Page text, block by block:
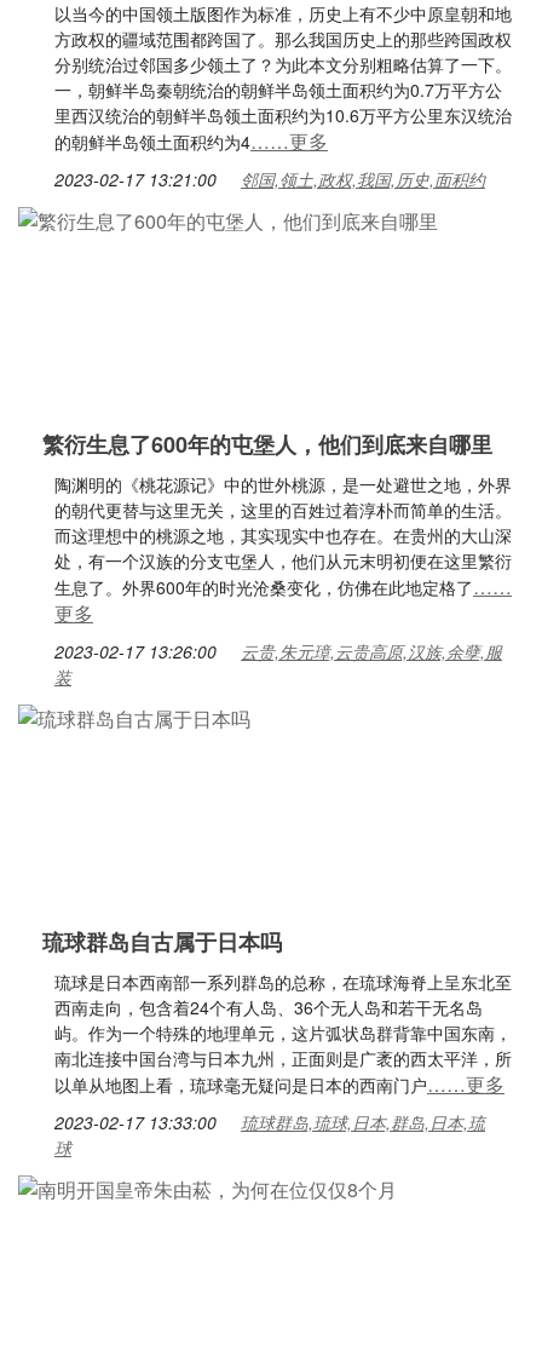
以当今的中国领土版图作为标准，历史上有不少中原皇朝和地
方政权的疆域范围都跨国了。那么我国历史上的那些跨国政权
分别统治过邻国多少领土了？为此本文分别粗略估算了一下。
一，朝鲜半岛秦朝统治的朝鲜半岛领土面积约为0.7万平方公
里西汉统治的朝鲜半岛领土面积约为10.6万平方公里东汉统治
的朝鲜半岛领土面积约为4……更多
2023-02-17 13:21:00 邻国,领土,政权,我国,历史,面积约
繁衍生息了600年的屯堡人，他们到底来自哪里
陶渊明的《桃花源记》中的世外桃源，是一处避世之地，外界
的朝代更替与这里无关，这里的百姓过着淳朴而简单的生活。
而这理想中的桃源之地，其实现实中也存在。在贵州的大山深
处，有一个汉族的分支屯堡人，他们从元末明初便在这里繁衍
生息了。外界600年的时光沧桑变化，仿佛在此地定格了……
更多
2023-02-17 13:26:00
云贵,朱元璋,云贵高原,汉族,余孽,服
装
琉球群岛自古属于日本吗
琉球是日本西南部一系列群岛的总称，在琉球海脊上呈东北至
西南走向，包含着24个有人岛、36个无人岛和若干无名岛
屿。作为一个特殊的地理单元，这片弧状岛群背靠中国东南，
南北连接中国台湾与日本九州，正面则是广袤的西太平洋，所
以单从地图上看，琉球毫无疑问是日本的西南门户……更多
2023-02-17 13:33:00
琉球群岛,琉球,日本,群岛,日本,琉
球